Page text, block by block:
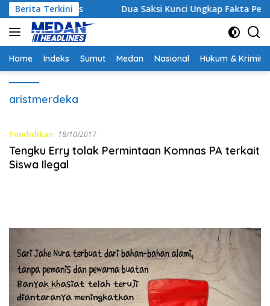
Langsung
ke
konten
Berita Terkini
Strategis Dua Saksi Kunci Ungkap Fakta
Home Indeks Sumut Medan Nasional Hukum &
aristmerdeka
Pendidikan 18/10/2017
Tengku Erry tolak Permintaan Komnas PA terkait
Siswa Ilegal